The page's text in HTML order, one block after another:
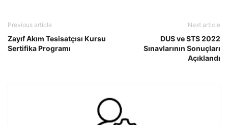
Previous article
Zayıf Akım Tesisatçısı Kursu
Sertifika Programı
Next article
DUS ve STS 2022
Sınavlarının Sonuçları
Açıklandı